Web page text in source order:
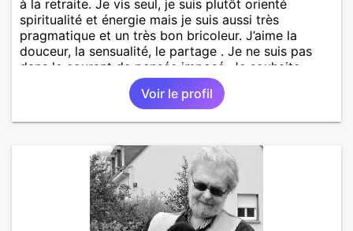
à la retraite. Je vis seul, je suis plutôt orienté
spiritualité et énergie mais je suis aussi très
pragmatique et un très bon bricoleur. J’aime la
douceur, la sensualité, le partage . Je ne suis pas
dans le courant de pensée imposé. Je souhaite
rencontrer une personne pour partager,
expérimenté, découvrir ensemble et se soutenir
mutuellement pour devenir le meilleur de soi-même
mais je compte m'installer à nouveau à l'ile de la
Réunion avant la fin 2026. Pierre
Voir le profil